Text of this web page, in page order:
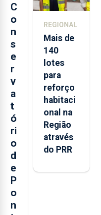
C
o
n
s
e
r
v
a
t
ó
ri
o
d
e
P
o
n
REGIONAL
Mais de
140
lotes
para
reforço
habitaci
onal na
Região
através
do PRR